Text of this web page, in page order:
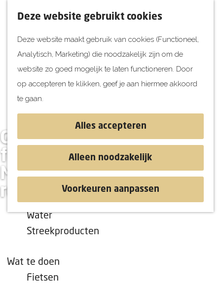
Deze website gebruikt cookies
Deze website maakt gebruik van cookies (Functioneel,
Analytisch, Marketing) die noodzakelijk zijn om de
website zo goed mogelijk te laten functioneren. Door
op accepteren te klikken, geef je aan hiermee akkoord
te gaan.
Alles accepteren
Alleen noodzakelijk
Voorkeuren aanpassen
r
e
o
m
a
F
o
t
e
n
K
e
UITagenda
Morgen
Dit weekend
Kinderen
Jongeren
Ontdekken
Blog & Tips
Stranden
Natuur
Water
Streekproducten
Wat te doen
Fietsen
Gisteren een
foodtruckfestival,
Morgen naar een
rondleiding?